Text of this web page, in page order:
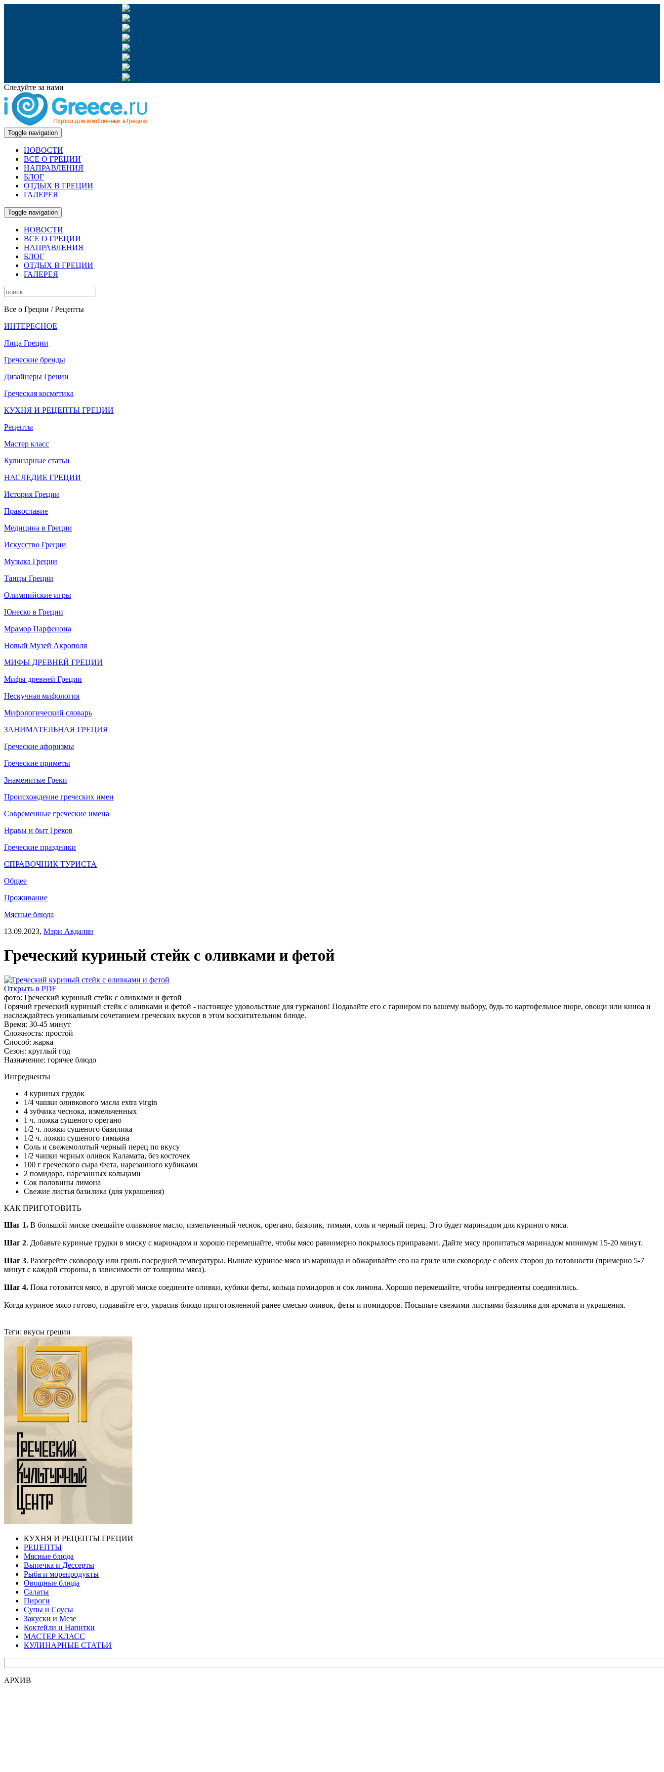
Следуйте за нами
Toggle navigation
НОВОСТИ
ВСЕ О ГРЕЦИИ
НАПРАВЛЕНИЯ
БЛОГ
ОТДЫХ В ГРЕЦИИ
ГАЛЕРЕЯ
Toggle navigation
НОВОСТИ
ВСЕ О ГРЕЦИИ
НАПРАВЛЕНИЯ
БЛОГ
ОТДЫХ В ГРЕЦИИ
ГАЛЕРЕЯ
Все о Греции / Рецепты
ИНТЕРЕСНОЕ
Лица Греции
Греческие бренды
Дизайнеры Греции
Греческая косметика
КУХНЯ И РЕЦЕПТЫ ГРЕЦИИ
Рецепты
Мастер класс
Кулинарные статьи
НАСЛЕДИЕ ГРЕЦИИ
История Греции
Православие
Медицина в Греции
Искусство Греции
Музыка Греции
Танцы Греции
Олимпийские игры
Юнеско в Греции
Мрамор Парфенона
Новый Музей Акрополя
МИФЫ ДРЕВНЕЙ ГРЕЦИИ
Мифы древней Греции
Нескучная мифология
Мифологический словарь
ЗАНИМАТЕЛЬНАЯ ГРЕЦИЯ
Греческие афоризмы
Греческие приметы
Знаменитые Греки
Происхождение греческих имен
Современные греческие имена
Нравы и быт Греков
Греческие праздники
СПРАВОЧНИК ТУРИСТА
Общее
Проживание
Мясные блюда
13.09.2023, Мэри Авдалян
Греческий куриный стейк с оливками и фетой
Открыть в PDF
фото: Греческий куриный стейк с оливками и фетой
Горячий греческий куриный стейк с оливками и фетой - настоящее удовольствие для гурманов! Подавайте его с гарниром по вашему выбору, будь то картофельное пюре, овощи или киноа и
наслаждайтесь уникальным сочетанием греческих вкусов в этом восхитительном блюде.
Время: 30-45 минут
Сложность: простой
Способ: жарка
Сезон: круглый год
Назначение: горячее блюдо
Ингредиенты
4 куриных грудок
1/4 чашки оливкового масла extra virgin
4 зубчика чеснока, измельченных
1 ч. ложка сушеного орегано
1/2 ч. ложки сушеного базилика
1/2 ч. ложки сушеного тимьяна
Соль и свежемолотый черный перец по вкусу
1/2 чашки черных оливок Каламата, без косточек
100 г греческого сыра Фета, нарезанного кубиками
2 помидора, нарезанных кольцами
Сок половины лимона
Свежие листья базилика (для украшения)
КАК ПРИГОТОВИТЬ
Шаг 1. В большой миске смешайте оливковое масло, измельченный чеснок, орегано, базилик, тимьян, соль и черный перец. Это будет маринадом для куриного мяса.
Шаг 2. Добавьте куриные грудки в миску с маринадом и хорошо перемешайте, чтобы мясо равномерно покрылось приправами. Дайте мясу пропитаться маринадом минимум 15-20 минут.
Шаг 3. Разогрейте сковороду или гриль посредней температуры. Выньте куриное мясо из маринада и обжаривайте его на гриле или сковороде с обеих сторон до готовности (примерно 5-7
минут с каждой стороны, в зависимости от толщины мяса).
Шаг 4. Пока готовится мясо, в другой миске соедините оливки, кубики феты, кольца помидоров и сок лимона. Хорошо перемешайте, чтобы ингредиенты соединились.
Когда куриное мясо готово, подавайте его, украсив блюдо приготовленной ранее смесью оливок, феты и помидоров. Посыпьте свежими листьями базилика для аромата и украшения.
Теги: вкусы греции
КУХНЯ И РЕЦЕПТЫ ГРЕЦИИ
РЕЦЕПТЫ
Мясные блюда
Выпечка и Дессерты
Рыба и морепродукты
Овощные блюда
Салаты
Пироги
Супы и Соусы
Закуски и Мезе
Коктейли и Напитки
МАСТЕР КЛАСС
КУЛИНАРНЫЕ СТАТЬИ
АРХИВ